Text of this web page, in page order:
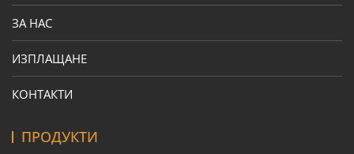
ЗА НАС
ИЗПЛАЩАНЕ
КОНТАКТИ
ПРОДУКТИ